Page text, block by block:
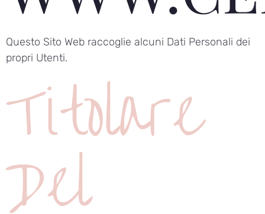
Questo Sito Web raccoglie alcuni Dati Personali dei
propri Utenti.
Titolare
Del